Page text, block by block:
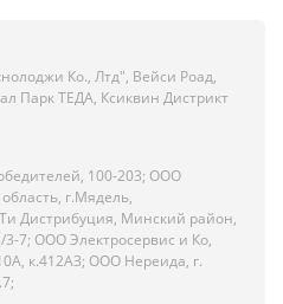
Ко., Лтд", Вейси Роад,
Парк ТЕДА, Ксиквин Дистрикт
100-203; ООО
г.Мядель,
Дистрибуция, Минский район,
3-7; ООО Электросервис и Ко,
к.412АЗ; ООО Нереида, г.